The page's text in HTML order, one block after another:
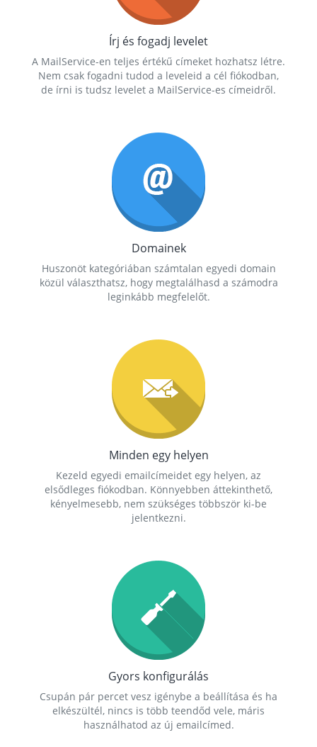
Írj és fogadj levelet
A MailService-en teljes értékű címeket hozhatsz létre.
Nem csak fogadni tudod a leveleid a cél fiókodban,
de írni is tudsz levelet a MailService-es címeidről.
Domainek
Huszonöt kategóriában számtalan egyedi domain
közül választhatsz, hogy megtalálhasd a számodra
leginkább megfelelőt.
Minden egy helyen
Kezeld egyedi emailcímeidet egy helyen, az
elsődleges fiókodban. Könnyebben áttekinthető,
kényelmesebb, nem szükséges többször ki-be
jelentkezni.
Gyors konfigurálás
Csupán pár percet vesz igénybe a beállítása és ha
elkészültél, nincs is több teendőd vele, máris
használhatod az új emailcímed.